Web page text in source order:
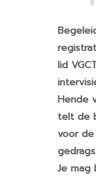
lid
Hende
telt de
voor
Je mag